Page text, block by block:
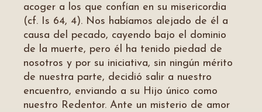
acoger a los que confían en su misericordia
(cf. Is 64, 4). Nos habíamos alejado de él a
causa del pecado, cayendo bajo el dominio
de la muerte, pero él ha tenido piedad de
nosotros y por su iniciativa, sin ningún mérito
de nuestra parte, decidió salir a nuestro
encuentro, enviando a su Hijo único como
nuestro Redentor. Ante un misterio de amor